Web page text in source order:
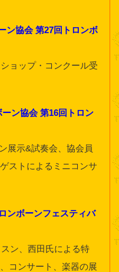
ン協会 第27回トロンボ
ョップ・コンクール受
ーン協会 第16回トロン
展示&試奏会、協会員
ストによるミニコンサ
ンボーンフェスティバ
ン、西田氏による特
コンサート、楽器の展